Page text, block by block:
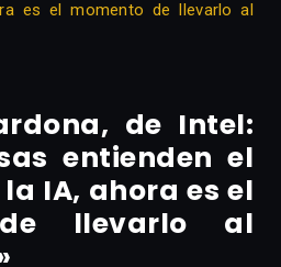
de Intel:
entienden el
IA, ahora es el
llevarlo al